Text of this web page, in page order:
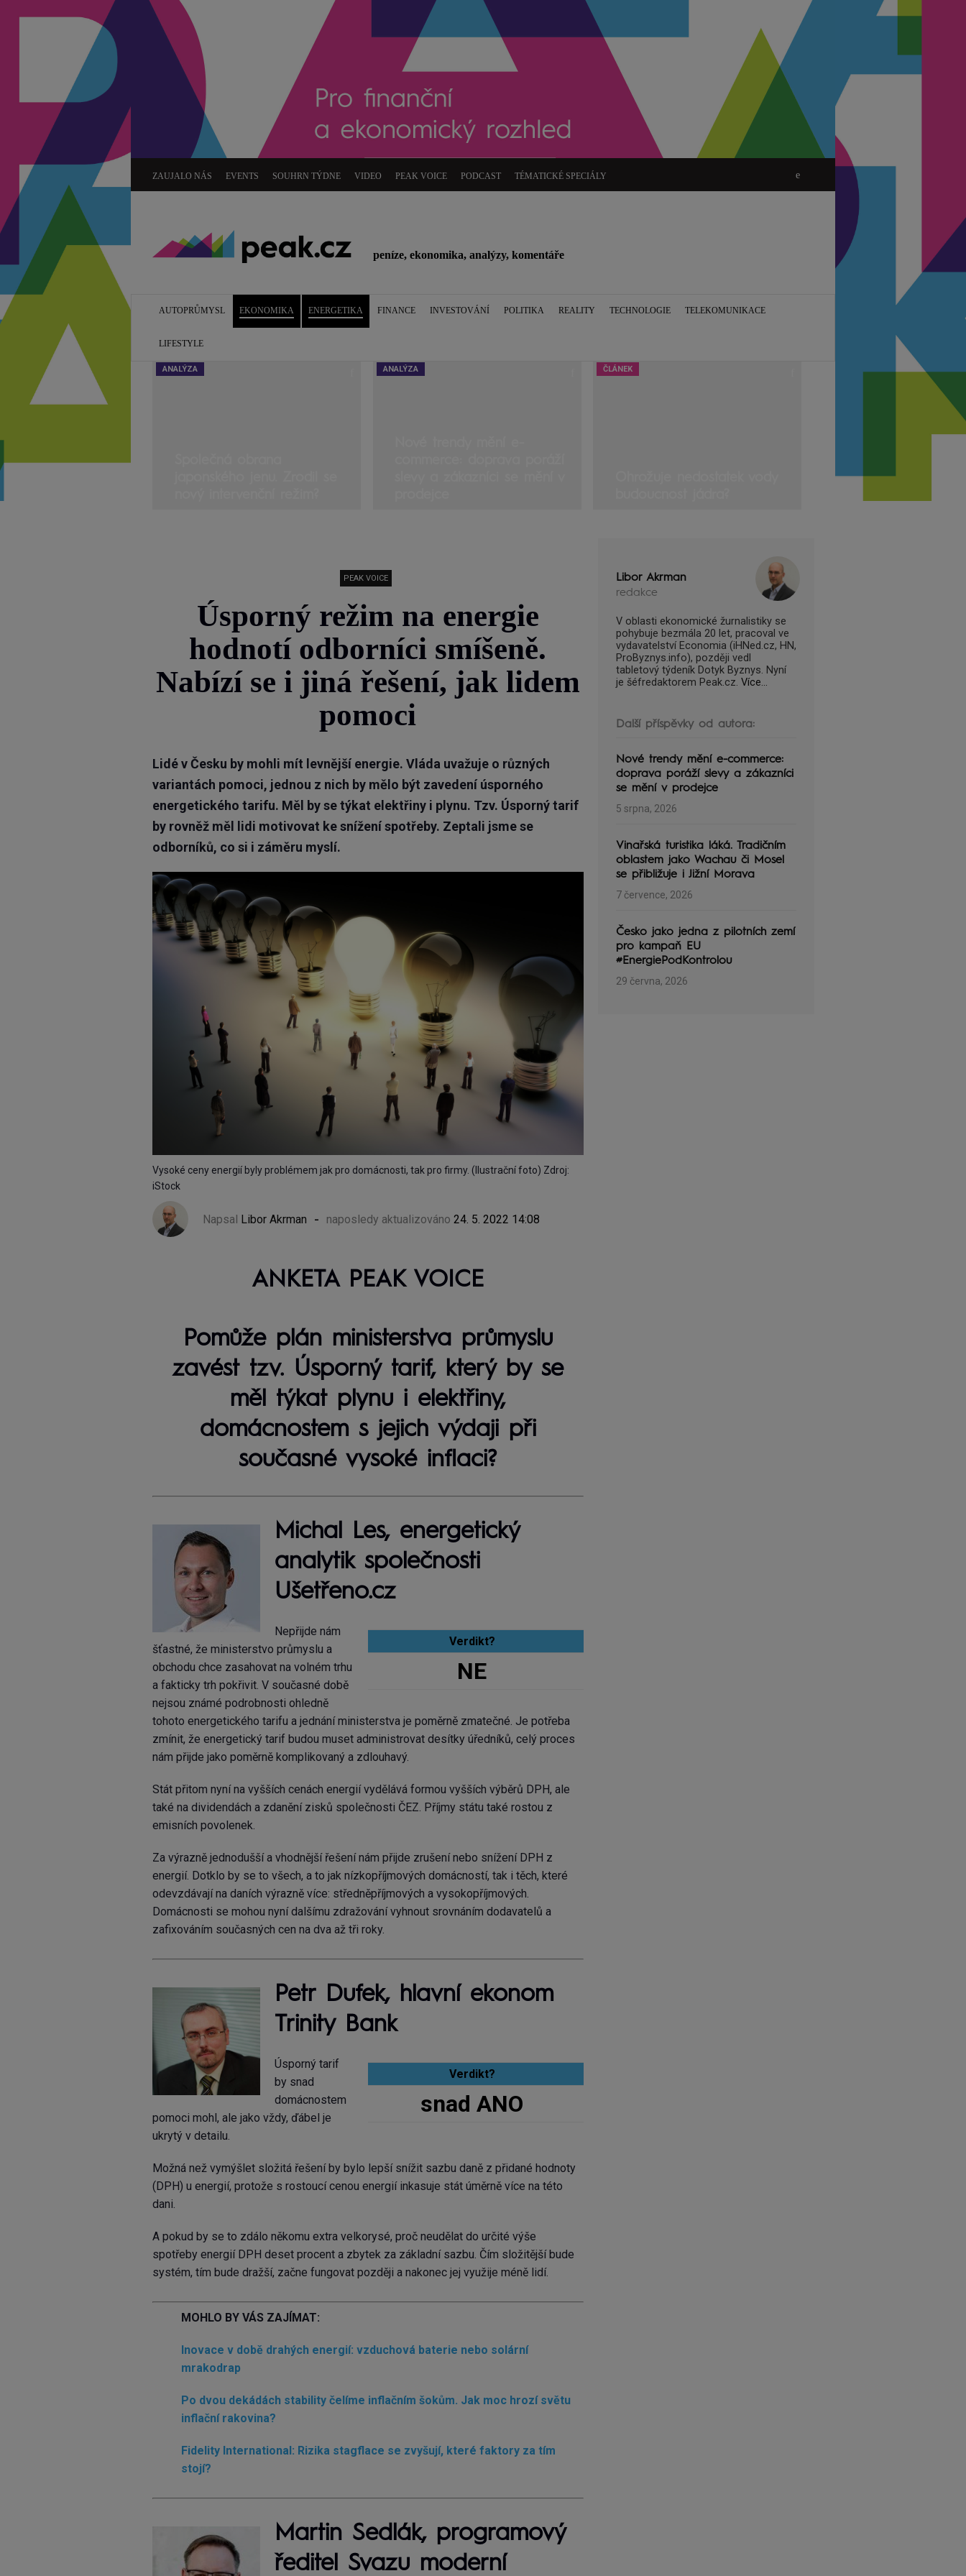
ZAUJALO NÁS EVENTS SOUHRN TÝDNE VIDEO PEAK VOICE PODCAST TÉMATICKÉ SPECIÁLY
peníze, ekonomika, analýzy, komentáře
AUTOPRŮMYSL EKONOMIKA ENERGETIKA FINANCE INVESTOVÁNÍ POLITIKA REALITY TECHNOLOGIE TELEKOMUNIKACE
LIFESTYLE
ANALÝZA ANALÝZA ČLÁNEK
PEAK VOICE
Úsporný režim na energie
hodnotí odborníci smíšeně.
Nabízí se i jiná řešení, jak lidem
pomoci
Lidé v Česku by mohli mít levnější energie. Vláda uvažuje o různých
variantách pomoci, jednou z nich by mělo být zavedení úsporného
energetického tarifu. Měl by se týkat elektřiny i plynu. Tzv. Úsporný tarif
by rovněž měl lidi motivovat ke snížení spotřeby. Zeptali jsme se
odborníků, co si i záměru myslí.
Vysoké ceny energií byly problémem jak pro domácnosti, tak pro firmy. (Ilustrační foto) Zdroj:
iStock
Napsal Libor Akrman - naposledy aktualizováno 24. 5. 2022 14:08
ANKETA PEAK VOICE
Pomůže plán ministerstva průmyslu
zavést tzv. Úsporný tarif, který by se
měl týkat plynu i elektřiny,
domácnostem s jejich výdaji při
současné vysoké inflaci?
Michal Les, energetický
analytik společnosti
Ušetřeno.cz
Verdikt?
NE
Nepřijde nám
šťastné, že ministerstvo průmyslu a
obchodu chce zasahovat na volném trhu
a fakticky trh pokřivit. V současné době
nejsou známé podrobnosti ohledně
tohoto energetického tarifu a jednání ministerstva je poměrně zmatečné. Je potřeba
zmínit, že energetický tarif budou muset administrovat desítky úředníků, celý proces
nám přijde jako poměrně komplikovaný a zdlouhavý.
Stát přitom nyní na vyšších cenách energií vydělává formou vyšších výběrů DPH, ale
také na dividendách a zdanění zisků společnosti ČEZ. Příjmy státu také rostou z
emisních povolenek.
Za výrazně jednodušší a vhodnější řešení nám přijde zrušení nebo snížení DPH z
energií. Dotklo by se to všech, a to jak nízkopříjmových domácností, tak i těch, které
odevzdávají na daních výrazně více: středněpříjmových a vysokopříjmových.
Domácnosti se mohou nyní dalšímu zdražování vyhnout srovnáním dodavatelů a
zafixováním současných cen na dva až tři roky.
Petr Dufek, hlavní ekonom
Trinity Bank
Verdikt?
snad ANO
Úsporný tarif
by snad
domácnostem
pomoci mohl, ale jako vždy, ďábel je
ukrytý v detailu.
Možná než vymýšlet složitá řešení by bylo lepší snížit sazbu daně z přidané hodnoty
(DPH) u energií, protože s rostoucí cenou energií inkasuje stát úměrně více na této
dani.
A pokud by se to zdálo někomu extra velkorysé, proč neudělat do určité výše
spotřeby energií DPH deset procent a zbytek za základní sazbu. Čím složitější bude
systém, tím bude dražší, začne fungovat později a nakonec jej využije méně lidí.
MOHLO BY VÁS ZAJÍMAT:
Inovace v době drahých energií: vzduchová baterie nebo solární
mrakodrap
Po dvou dekádách stability čelíme inflačním šokům. Jak moc hrozí světu
inflační rakovina?
Fidelity International: Rizika stagflace se zvyšují, které faktory za tím
stojí?
Martin Sedlák, programový
ředitel Svazu moderní
Libor Akrman
redakce
V oblasti ekonomické žurnalistiky se
pohybuje bezmála 20 let, pracoval ve
vydavatelství Economia (iHNed.cz, HN,
ProByznys.info), později vedl
tabletový týdeník Dotyk Byznys. Nyní
je šéfredaktorem Peak.cz. Více...
Další příspěvky od autora:
Nové trendy mění e-commerce:
doprava poráží slevy a zákazníci
se mění v prodejce
5 srpna, 2026
Vinařská turistika láká. Tradičním
oblastem jako Wachau či Mosel
se přibližuje i Jižní Morava
7 července, 2026
Česko jako jedna z pilotních zemí
pro kampaň EU
#EnergiePodKontrolou
29 června, 2026